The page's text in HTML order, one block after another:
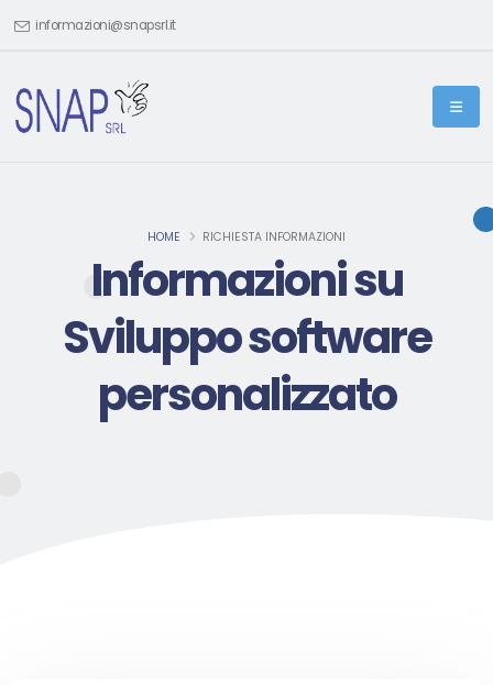
informazioni@snapsrl.it
HOME RICHIESTA INFORMAZIONI
Informazioni su
Sviluppo software
personalizzato